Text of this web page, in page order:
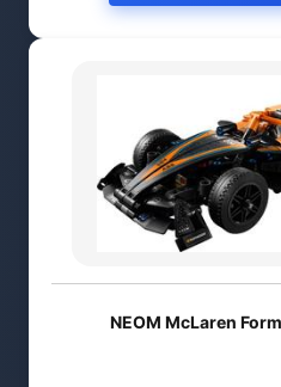
NEOM McLaren